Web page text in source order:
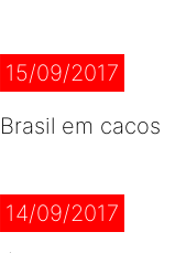
15/09/2017
Brasil em cacos
14/09/2017